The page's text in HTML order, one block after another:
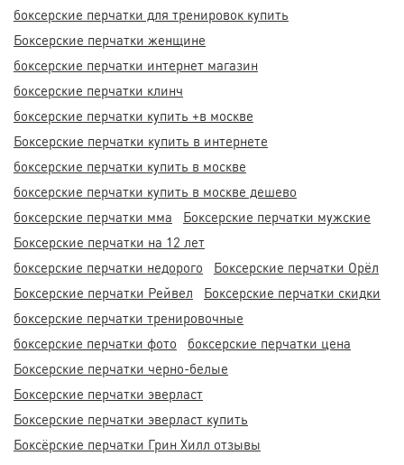
боксерские перчатки для тренировок купить
Боксерские перчатки женщине
боксерские перчатки интернет магазин
боксерские перчатки клинч
боксерские перчатки купить +в москве
Боксерские перчатки купить в интернете
боксерские перчатки купить в москве
боксерские перчатки купить в москве дешево
боксерские перчатки мма
Боксерские перчатки мужские
Боксерские перчатки на 12 лет
боксерские перчатки недорого
Боксерские перчатки Орёл
Боксерские перчатки Рейвел
Боксерские перчатки скидки
боксерские перчатки тренировочные
боксерские перчатки фото
боксерские перчатки цена
Боксерские перчатки черно-белые
Боксерские перчатки эверласт
Боксерские перчатки эверласт купить
Боксёрские перчатки Грин Хилл отзывы